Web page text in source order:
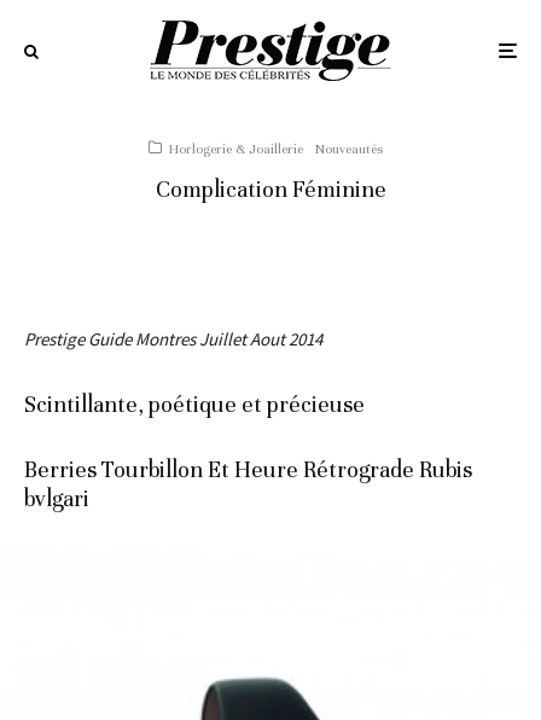
Horlogerie & Joaillerie Nouveautés
Complication Féminine
Prestige Guide Montres Juillet Aout 2014
Scintillante, poétique et précieuse
Berries Tourbillon Et Heure Rétrograde Rubis
bvlgari